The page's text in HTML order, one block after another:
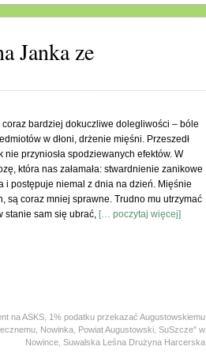
Janka ze
coraz bardziej dokuczliwe dolegliwości – bóle
w dłoni, drżenie mięśni. Przeszedł
przyniosła spodziewanych efektów. W
która nas załamała: stwardnienie zanikowe
i postępuje niemal z dnia na dzień. Mięśnie
są coraz mniej sprawne. Trudno mu utrzymać
stanie sam się ubrać, [… poczytaj więcej]
na ASKS 1% podatku przekazać Augustowskiemu
Nowinka Powiat Augustowski SuSzcze'' w
Nowince Suwalska Leśna Drużyna Harcerska